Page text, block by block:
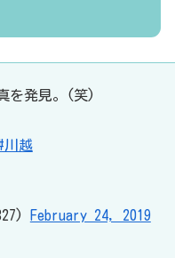
を発見。(笑)
川越
February 24, 2019